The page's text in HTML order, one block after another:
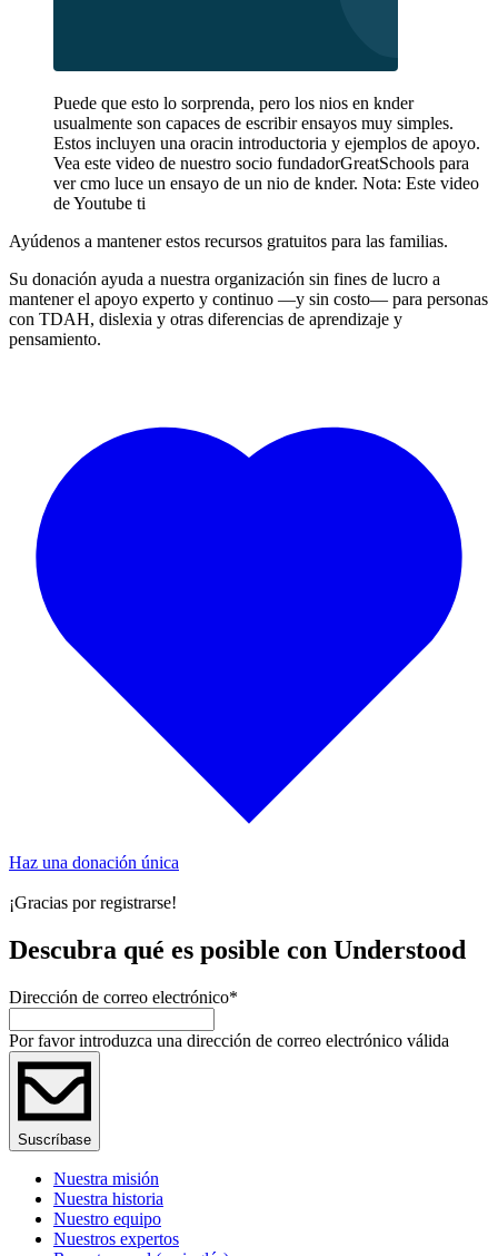
Puede que esto lo sorprenda, pero los nios en knder
usualmente son capaces de escribir ensayos muy simples.
Estos incluyen una oracin introductoria y ejemplos de apoyo.
Vea este video de nuestro socio fundadorGreatSchools para
ver cmo luce un ensayo de un nio de knder. Nota: Este video
de Youtube ti
Ayúdenos a mantener estos recursos gratuitos para las familias.
Su donación ayuda a nuestra organización sin fines de lucro a
mantener el apoyo experto y continuo —y sin costo— para personas
con TDAH, dislexia y otras diferencias de aprendizaje y
pensamiento.
Haz una donación única
¡Gracias por registrarse!
Descubra qué es posible con Understood
Dirección de correo electrónico*
Por favor introduzca una dirección de correo electrónico válida
Suscríbase
Nuestra misión
Nuestra historia
Nuestro equipo
Nuestros expertos